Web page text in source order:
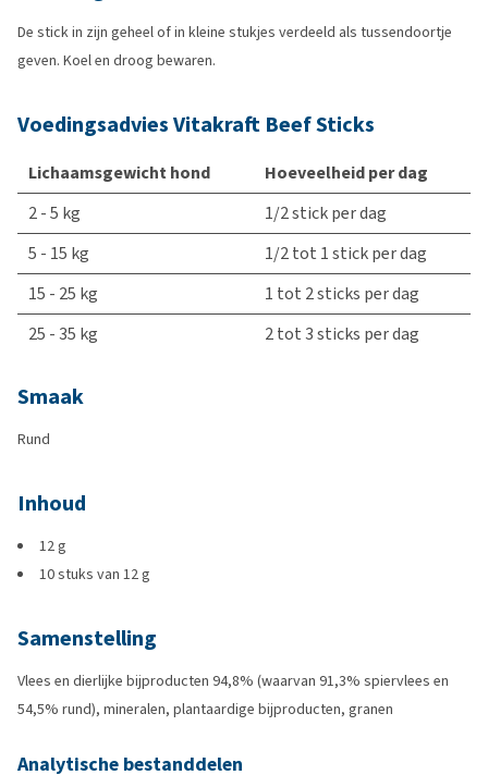
De stick in zijn geheel of in kleine stukjes verdeeld als tussendoortje
geven. Koel en droog bewaren.
Voedingsadvies Vitakraft Beef Sticks
Lichaamsgewicht hond
Hoeveelheid per dag
2 - 5 kg
1/2 stick per dag
5 - 15 kg
1/2 tot 1 stick per dag
15 - 25 kg
1 tot 2 sticks per dag
25 - 35 kg
2 tot 3 sticks per dag
Smaak
Rund
Inhoud
12 g
10 stuks van 12 g
Samenstelling
Vlees en dierlijke bijproducten 94,8% (waarvan 91,3% spiervlees en
54,5% rund), mineralen, plantaardige bijproducten, granen
Analytische bestanddelen